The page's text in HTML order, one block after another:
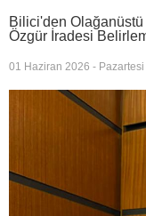
Bilici'den Olağanüstü
Özgür İradesi
01 Haziran 2026 - Pazartesi